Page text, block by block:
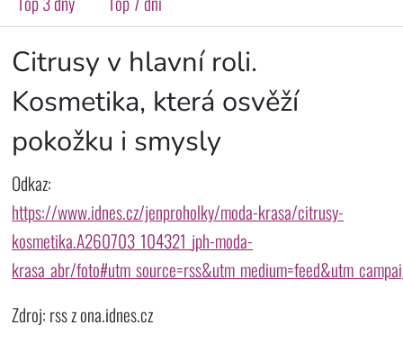
Citrusy v hlavní roli.
Kosmetika, která osvěží
pokožku i smysly
Odkaz:
https://www.idnes.cz/jenproholky/moda-krasa/citrusy-
kosmetika.A260703_104321_jph-moda-
krasa_abr/
Zdroj: rss z ona.idnes.cz